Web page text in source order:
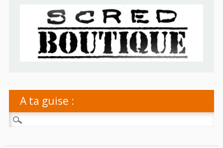
A ta guise :
Rechercher :